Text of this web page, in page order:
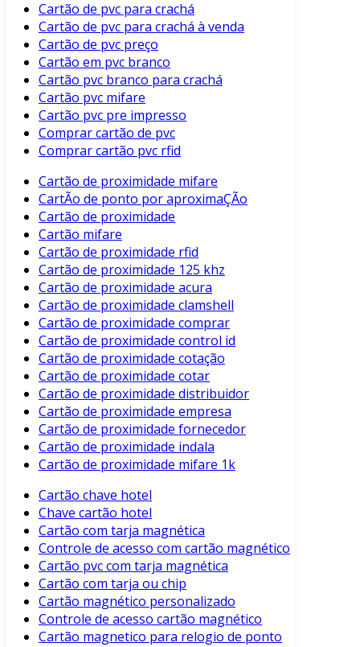
Cartão de pvc para crachá
Cartão de pvc para crachá à venda
Cartão de pvc preço
Cartão em pvc branco
Cartão pvc branco para crachá
Cartão pvc mifare
Cartão pvc pre impresso
Comprar cartão de pvc
Comprar cartão pvc rfid
Cartão de proximidade mifare
CartÃo de ponto por aproximaÇÃo
Cartão de proximidade
Cartão mifare
Cartão de proximidade rfid
Cartão de proximidade 125 khz
Cartão de proximidade acura
Cartão de proximidade clamshell
Cartão de proximidade comprar
Cartão de proximidade control id
Cartão de proximidade cotação
Cartão de proximidade cotar
Cartão de proximidade distribuidor
Cartão de proximidade empresa
Cartão de proximidade fornecedor
Cartão de proximidade indala
Cartão de proximidade mifare 1k
Cartão chave hotel
Chave cartão hotel
Cartão com tarja magnética
Controle de acesso com cartão magnético
Cartão pvc com tarja magnética
Cartão com tarja ou chip
Cartão magnético personalizado
Controle de acesso cartão magnético
Cartão magnetico para relogio de ponto